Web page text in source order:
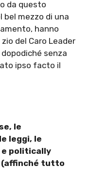
da questo
bel mezzo di una
hanno
del Caro Leader
senza
ipso facto il
le
leggi, le
e politically
(affinché tutto